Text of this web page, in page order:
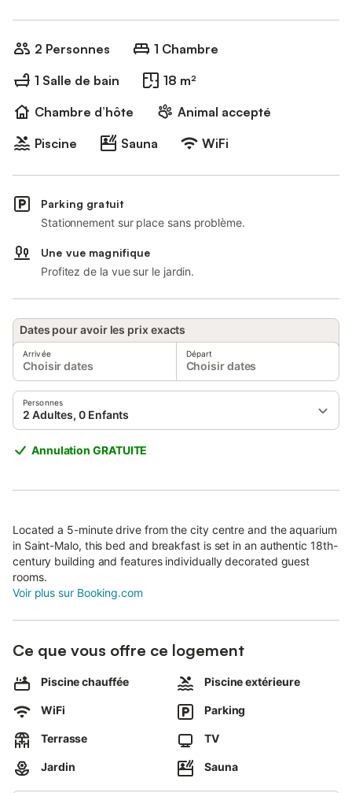
2 Personnes
1 Chambre
1 Salle de bain
18 m²
Chambre d’hôte
Animal accepté
Piscine
Sauna WiFi
Parking gratuit
Stationnement sur place sans problème.
Une vue magnifique
Profitez de la vue sur le jardin.
Dates pour avoir les prix exacts
Arrivée
Choisir dates
Départ
Choisir dates
Personnes
2 Adultes, 0 Enfants
Annulation GRATUITE
Located a 5-minute drive from the city centre and the aquarium
in Saint-Malo, this bed and breakfast is set in an authentic 18th-
century building and features individually decorated guest
rooms.
Voir plus sur Booking.com
Ce que vous offre ce logement
Piscine chauffée Piscine extérieure
WiFi Parking
Terrasse TV
Jardin Sauna